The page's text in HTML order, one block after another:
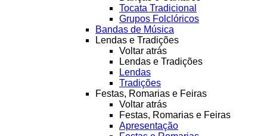
Tocata Tradicional
Grupos Folclóricos
Bandas de Música
Lendas e Tradições
Voltar atrás
Lendas e Tradições
Lendas
Tradições
Festas, Romarias e Feiras
Voltar atrás
Festas, Romarias e Feiras
Apresentação